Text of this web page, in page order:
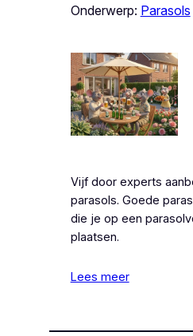
Onderwerp: Parasols
Vijf door experts
parasols. Goede
die je op een
plaatsen.
Lees meer